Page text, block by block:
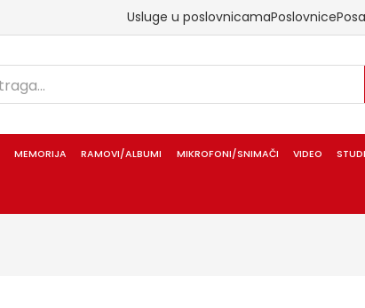
Usluge u poslovnicamaPoslovnice
MEMORIJA RAMOVI/ALBUMI MIKROFONI/SNIMAČI VIDEO